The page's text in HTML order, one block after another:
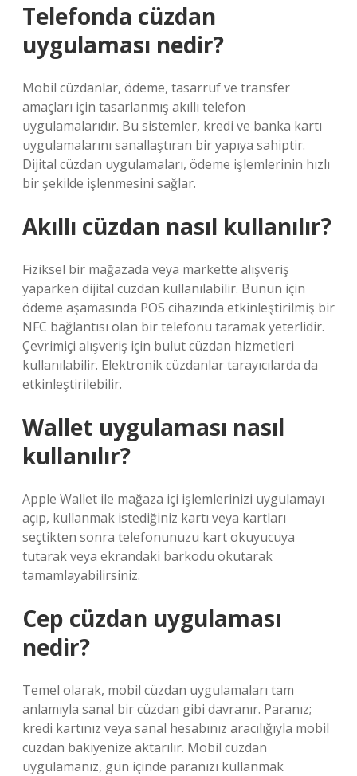
Telefonda cüzdan
uygulaması nedir?
Mobil cüzdanlar, ödeme, tasarruf ve transfer
amaçları için tasarlanmış akıllı telefon
uygulamalarıdır. Bu sistemler, kredi ve banka kartı
uygulamalarını sanallaştıran bir yapıya sahiptir.
Dijital cüzdan uygulamaları, ödeme işlemlerinin hızlı
bir şekilde işlenmesini sağlar.
Akıllı cüzdan nasıl kullanılır?
Fiziksel bir mağazada veya markette alışveriş
yaparken dijital cüzdan kullanılabilir. Bunun için
ödeme aşamasında POS cihazında etkinleştirilmiş bir
NFC bağlantısı olan bir telefonu taramak yeterlidir.
Çevrimiçi alışveriş için bulut cüzdan hizmetleri
kullanılabilir. Elektronik cüzdanlar tarayıcılarda da
etkinleştirilebilir.
Wallet uygulaması nasıl
kullanılır?
Apple Wallet ile mağaza içi işlemlerinizi uygulamayı
açıp, kullanmak istediğiniz kartı veya kartları
seçtikten sonra telefonunuzu kart okuyucuya
tutarak veya ekrandaki barkodu okutarak
tamamlayabilirsiniz.
Cep cüzdan uygulaması
nedir?
Temel olarak, mobil cüzdan uygulamaları tam
anlamıyla sanal bir cüzdan gibi davranır. Paranız;
kredi kartınız veya sanal hesabınız aracılığıyla mobil
cüzdan bakiyenize aktarılır. Mobil cüzdan
uygulamanız, gün içinde paranızı kullanmak